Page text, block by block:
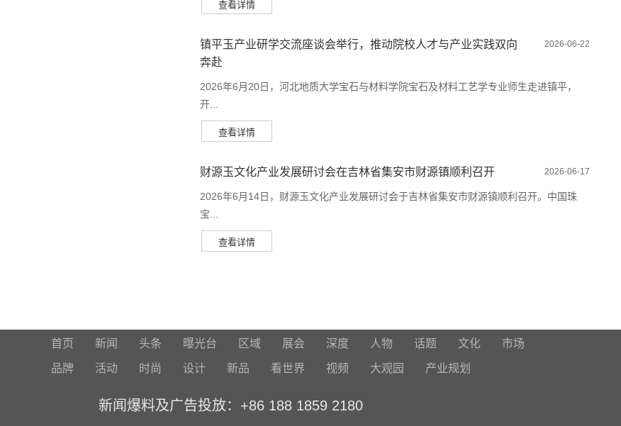
镇平玉产业研学交流座谈会举行，推动院校人才与产业实践双向
奔赴
2026-06-22
2026年6月20日，河北地质大学宝石与材料学院宝石及材料工艺学专业师生走进镇平，
开...
财源玉文化产业发展研讨会在吉林省集安市财源镇顺利召开 2026-06-17
2026年6月14日，财源玉文化产业发展研讨会于吉林省集安市财源镇顺利召开。中国珠
宝...
首页 新闻 头条 曝光台 区域 展会 深度 人物 话题 文化 市场
品牌 活动 时尚 设计 新品 看世界 视频 大观园 产业规划
新闻爆料及广告投放：+86 188 1859 2180